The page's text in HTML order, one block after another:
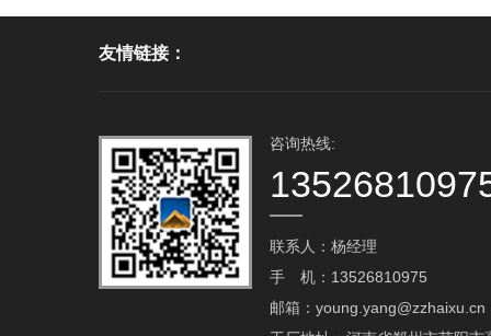
友情链接：
咨询热线:
联系人：杨经理
手 机：13526810975
邮箱：young.yang@zzhaixu.cn